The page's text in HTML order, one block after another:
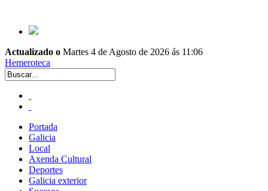
Actualizado o Martes 4 de Agosto de 2026 ás 11:06
Hemeroteca
Portada
Galicia
Local
Axenda Cultural
Deportes
Galicia exterior